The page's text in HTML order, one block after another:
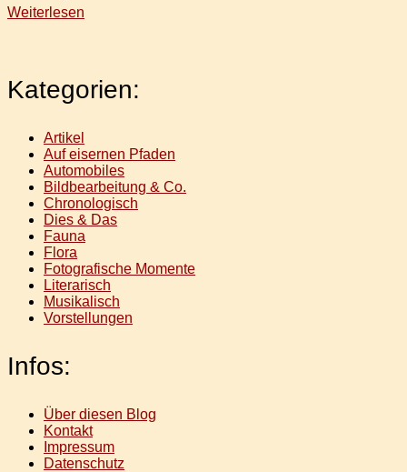
Weiterlesen
Kategorien:
Artikel
Auf eisernen Pfaden
Automobiles
Bildbearbeitung & Co.
Chronologisch
Dies & Das
Fauna
Flora
Fotografische Momente
Literarisch
Musikalisch
Vorstellungen
Infos:
Über diesen Blog
Kontakt
Impressum
Datenschutz